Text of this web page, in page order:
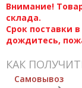
Внимание!
склада.
Срок поставки
дождитесь,
КАК
Самовывоз